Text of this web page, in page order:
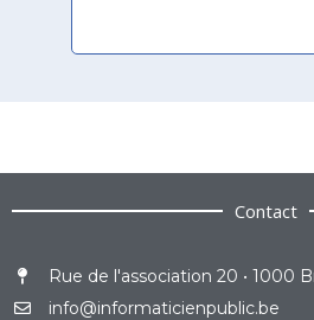
Contact
Rue de l'association 20 • 1000
info@informaticienpublic.be